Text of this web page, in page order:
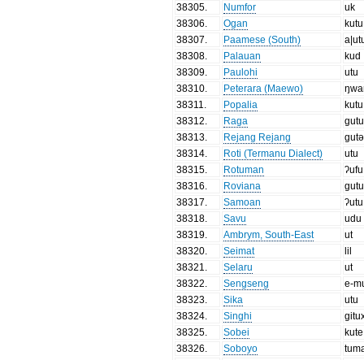
38305
Numfor
uk
38306
Ogan
kutu
38307
Paamese (South)
38308
Palauan
kud
38309
Paulohi
utu
38310
Peterara (Maewo)
38311
Popalia
kutu
38312
Raga
gutu
38313
Rejang Rejang
38314
Roti (Termanu Dialect)
utu
38315
Rotuman
ʔufu
38316
Roviana
gutu
38317
Samoan
ʔutu
38318
Savu
udu
38319
Ambrym, South-East
ut
38320
Seimat
lil
38321
Selaru
ut
38322
Sengseng
e-
38323
Sika
utu
38324
Singhi
38325
Sobei
kute
38326
Soboyo